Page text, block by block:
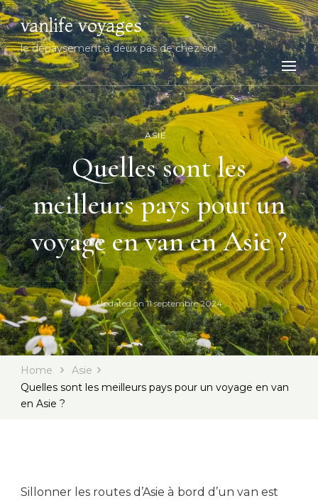
vanlife voyages
le dépaysement à deux pas de chez soi
ASIE
Quelles sont les
meilleurs pays pour un
voyage en van en Asie ?
Updated on11 septembre 2024
Home
Asie
Quelles sont les meilleurs pays pour un voyage en van
en Asie ?
Sillonner les routes d’Asie à bord d’un van est